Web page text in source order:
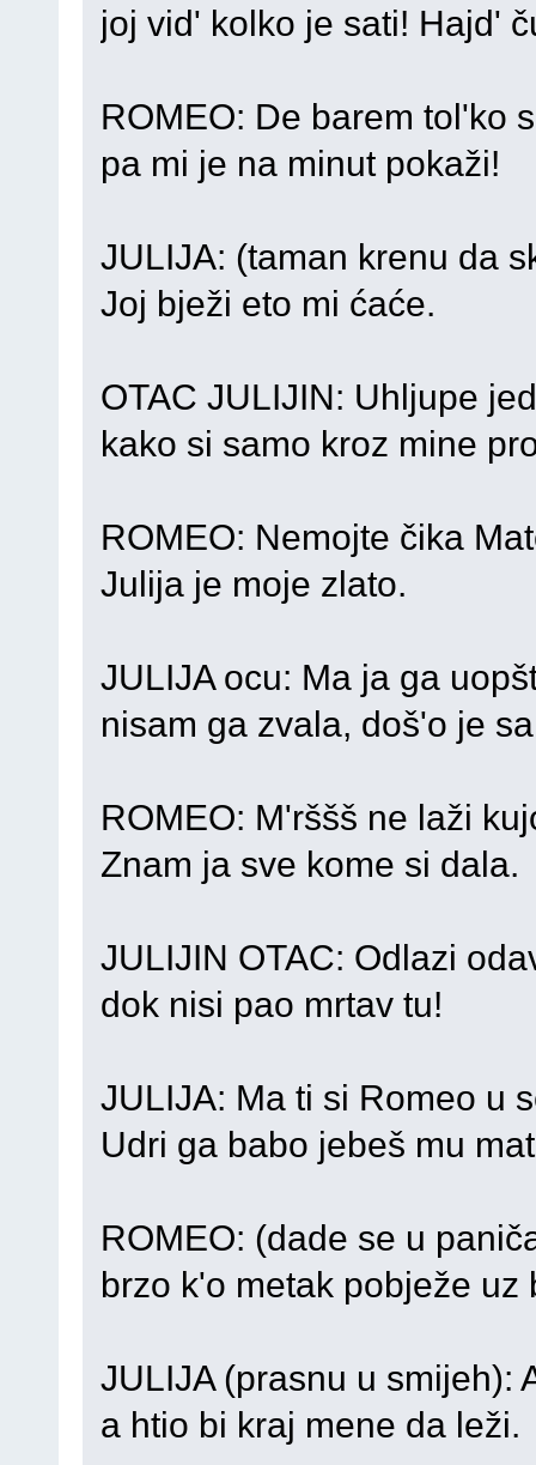
joj vid' kolko je sati! Hajd'
ROMEO: De barem tol'ko
pa mi je na minut pokaži!
JULIJA: (taman krenu da
Joj bježi eto mi ćaće.
OTAC JULIJIN: Uhljupe
kako si samo kroz mine
ROMEO: Nemojte čika
Julija je moje zlato.
JULIJA ocu: Ma ja ga
nisam ga zvala, doš'o je
ROMEO: M'rššš ne laži
Znam ja sve kome si dala.
JULIJIN OTAC: Odlazi
dok nisi pao mrtav tu!
JULIJA: Ma ti si Romeo u
Udri ga babo jebeš mu
ROMEO: (dade se u
brzo k'o metak pobježe uz
JULIJA (prasnu u smijeh):
a htio bi kraj mene da leži.